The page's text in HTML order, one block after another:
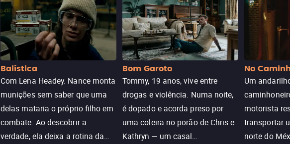
Balística
Com Lena Headey. Nance monta
munições sem saber que uma
delas mataria o próprio filho em
combate. Ao descobrir a
verdade, ela deixa a rotina da
Bom Garoto
Tommy, 19 anos, vive entre
drogas e violência. Numa noite,
é dopado e acorda preso por
uma coleira no porão de Chris e
Kathryn — um casal
No
Um
motorista
transportar
norte do